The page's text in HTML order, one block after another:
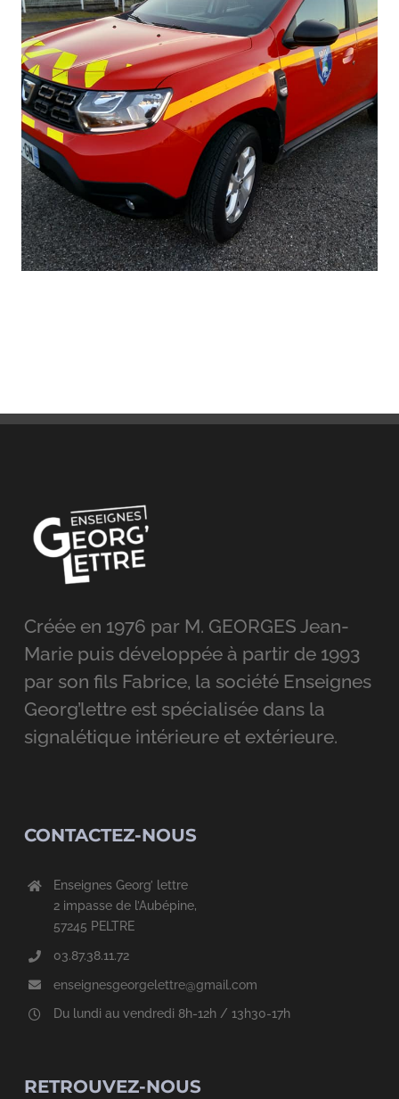
Créée en 1976 par M. GEORGES Jean-
Marie puis développée à partir de 1993
par son fils Fabrice, la société Enseignes
Georg’lettre est spécialisée dans la
signalétique intérieure et extérieure.
CONTACTEZ-NOUS
Enseignes Georg’ lettre
2 impasse de l’Aubépine,
57245 PELTRE
03.87.38.11.72
enseignesgeorgelettre@gmail.com
Du lundi au vendredi 8h-12h / 13h30-17h
RETROUVEZ-NOUS